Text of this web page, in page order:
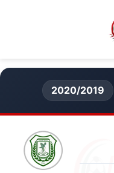
2020/2019